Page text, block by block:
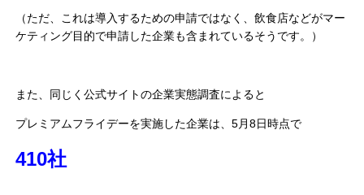
（ただ、これは導入するための申請ではなく、飲食店などがマー
ケティング目的で申請した企業も含まれているそうです。）
また、同じく公式サイトの企業実態調査によると
プレミアムフライデーを実施した企業は、5月8日時点で
410社